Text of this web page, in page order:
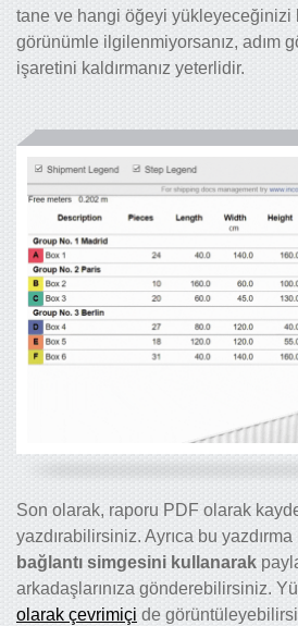
tane ve hangi öğeyi yükleyeceğinizi
görünümle ilgilenmiyorsanız, adım
işaretini kaldırmanız yeterlidir.
Son olarak, raporu PDF olarak
yazdırabilirsiniz. Ayrıca bu
bağlantı simgesini kullanarak
arkadaşlarınıza gönderebilirsiniz.
olarak çevrimiçi de